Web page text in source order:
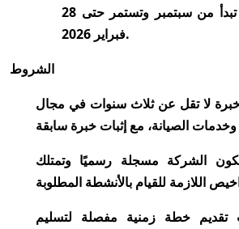
وتغطي فترة 6 أشهر تبدأ من سبتمبر وتستمر حتى 28
فبراير 2026.
الشروط
خبرة لا تقل عن ثلاث سنوات في مجال
الشركة مسجلة رسميًا وتمتلك
تقديم خطة زمنية مفصلة لتسليم